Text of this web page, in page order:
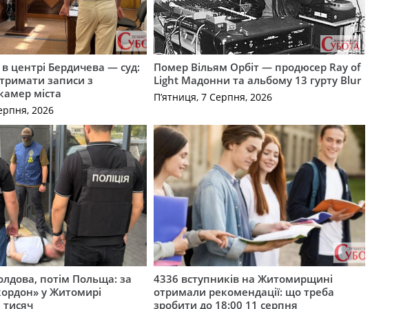
в центрі Бердичева — суд:
записи з
міста
2026
Помер Вільям Орбіт — продюсер Ray of
Light Мадонни та альбому 13 гурту Blur
П’ятниця, 7 Серпня, 2026
потім Польща: за
у Житомирі
4336 вступників на Житомирщині
отримали рекомендації: що треба
зробити до 18:00 11 серпня